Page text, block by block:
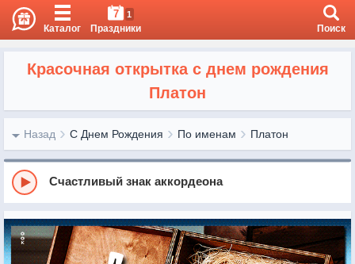
Каталог
7 1
Праздники Поиск
Красочная открытка с днем рождения
Платон
Назад С Днем Рождения По именам Платон
Счастливый знак аккордеона